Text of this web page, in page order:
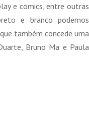
e comics, entre outras
e branco podemos
também concede uma
Bruno Ma e Paula